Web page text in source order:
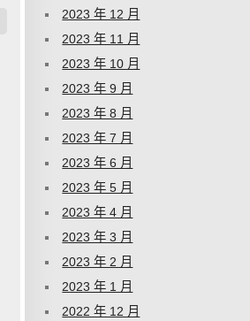
2023 年 12 月
2023 年 11 月
2023 年 10 月
2023 年 9 月
2023 年 8 月
2023 年 7 月
2023 年 6 月
2023 年 5 月
2023 年 4 月
2023 年 3 月
2023 年 2 月
2023 年 1 月
2022 年 12 月